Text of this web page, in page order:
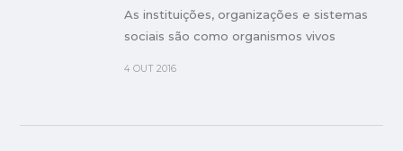
As instituições, organizações e sistemas
sociais são como organismos vivos
4 OUT 2016